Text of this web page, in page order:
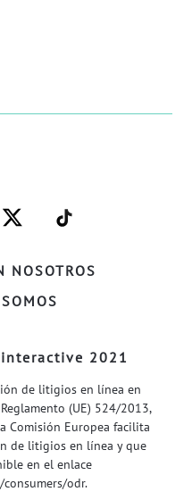
NOSOTROS
–
TWITTER–
–
WELIFE–
2021
de litigios en línea en
(UE) 524/2013,
Comisión Europea facilita
de litigios en línea y que
en el enlace
odr.